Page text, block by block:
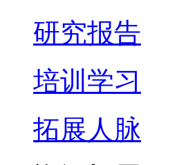
研究报告
培训学习
拓展人脉